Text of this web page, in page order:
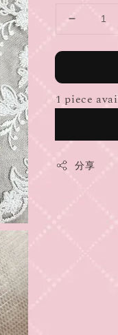
1 piece
分享